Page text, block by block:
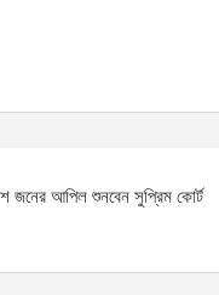
জনের আপিল শুনবেন সুপ্রিম কোর্ট